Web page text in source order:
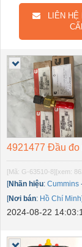
LIÊN HỆ
4921477 Đầu đo
[Mã: G-63510-8][xem:
[Nhãn hiệu: Cummins
[Nơi bán: Hồ Chí Minh]
2024-08-22